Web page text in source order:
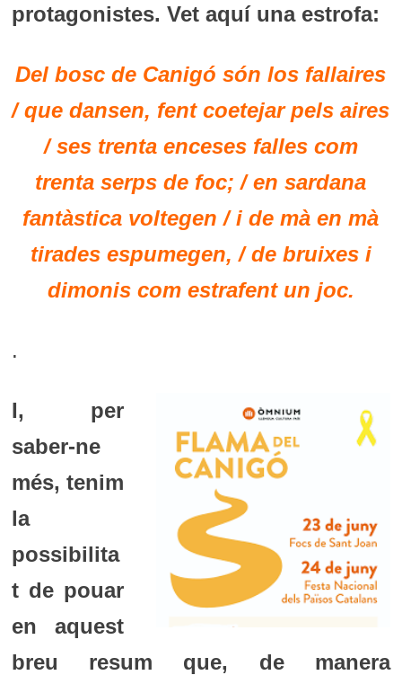
protagonistes. Vet aquí una estrofa:
Del bosc de Canigó són los fallaires
/que dansen, fent coetejar pels aires
/ses trenta enceses falles com
trenta serps de foc; /en sardana
fantàstica voltegen /i de mà en mà
tirades espumegen, /de bruixes i
dimonis com estrafent un joc.
.
I, per
saber-ne
més, tenim
la
possibilita
t de pouar
en aquest
breu resum que, de manera